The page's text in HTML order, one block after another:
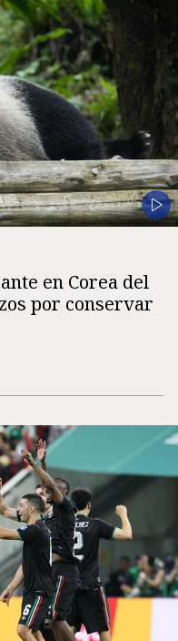
en Corea del
por conservar